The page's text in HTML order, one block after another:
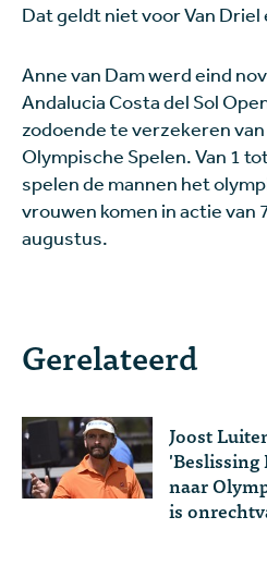
Dat geldt niet voor Van Driel
Anne van Dam werd eind
Andalucia Costa del Sol
zodoende te verzekeren
Olympische Spelen. Van 1
spelen de mannen het
vrouwen komen in actie van
augustus.
Gerelateerd
Joost
naar
is